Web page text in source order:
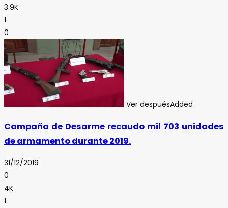
3.9K
1
0
Ver despuésAdded
Campaña de Desarme recaudo mil 703 unidades
de armamento durante 2019.
31/12/2019
0
4K
1